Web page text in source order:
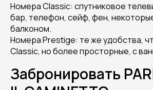
Номера Classic: спутниковое
бар, телефон, сейф, фен,
балконом.
Номера Prestige: те же удобства,
Classic, но более просторные, с
Забронировать